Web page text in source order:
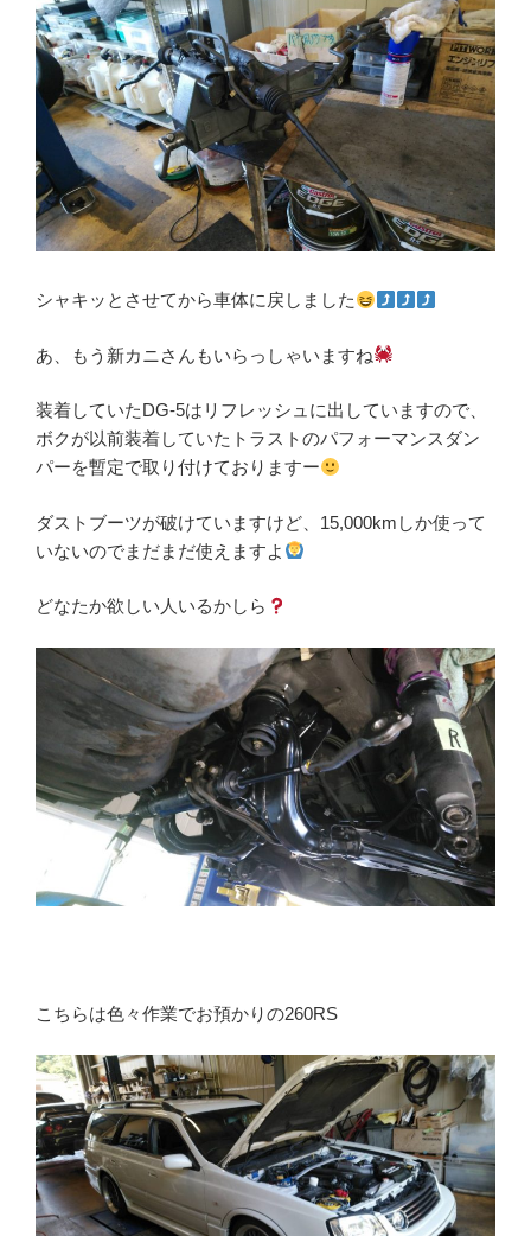
シャキッとさせてから車体に戻しました
あ、もう新カニさんもいらっしゃいますね
装着していたDG-5はリフレッシュに出していますので、
ボクが以前装着していたトラストのパフォーマンスダン
パーを暫定で取り付けておりますー
ダストブーツが破けていますけど、15,000kmしか使って
いないのでまだまだ使えますよ
どなたか欲しい人いるかしら
こちらは色々作業でお預かりの260RS